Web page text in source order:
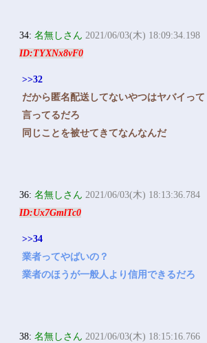
34:名無しさん 2021/06/03(木) 18:09:34.198
ID:TYXNx8vF0
>>32
だから匿名配送してないやつはヤバイって
言ってるだろ
同じことを被せてきてなんなんだ
36:名無しさん 2021/06/03(木) 18:13:36.784
ID:Ux7GmlTc0
>>34
業者ってやばいの？
業者のほうが一般人より信用できるだろ
38:名無しさん 2021/06/03(木) 18:15:16.766